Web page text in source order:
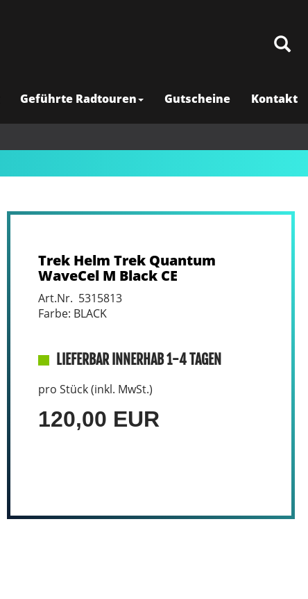
Geführte Radtouren Gutscheine Kontakt
Trek Helm Trek Quantum
WaveCel M Black CE
Art.Nr. 5315813
Farbe: BLACK
LIEFERBAR INNERHAB 1-4 TAGEN
pro Stück (inkl. MwSt.)
120,00 EUR